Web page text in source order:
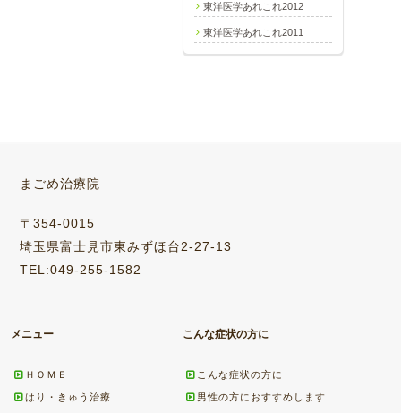
東洋医学あれこれ2012
東洋医学あれこれ2011
まごめ治療院
〒354-0015
埼玉県富士見市東みずほ台2-27-13
TEL:049-255-1582
メニュー
ＨＯＭＥ
はり・きゅう治療
こんな症状の方に
こんな症状の方に
男性の方におすすめします